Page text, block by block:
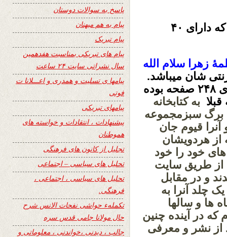
که دارای ۴۰
زهرا سلام الله
شان میباشد.
بوده
به کتابخانه
برگ سبزمجموعه
میباشد و آنرا قیوم جان
ند که از هردویشان
خود را خود
از طریق سایت
و در مقابل
چلد آنرا به
ماه ها و سالها
در آینده چنین
از نشر و معرفی
پاسخ به سوالات دوستان
پیام به هم میهنان
پیام تبریک
پیام های تبریکی بمناسبت هفدهمین
سال نشراتی سایت ۲۴ ساعت
پیامها ی تسلیت و همدری و اعـــلانا ت
فوتی
پیامهای تبریکی
پیشنهادات ، انتقادات و خواسته های
هموطنان
تجلیل از کانون های فرهنگی
تحلیل های سیاسی – اجتماعی
تحلیل های سیاسی ، اجتماعی ،
فرهنگی.
تکملهء حواشی نفحات الانس شرح
حال مولانا جامی قدس سره
جالب ، دیدنی ،خواندنی ، معلوماتی و